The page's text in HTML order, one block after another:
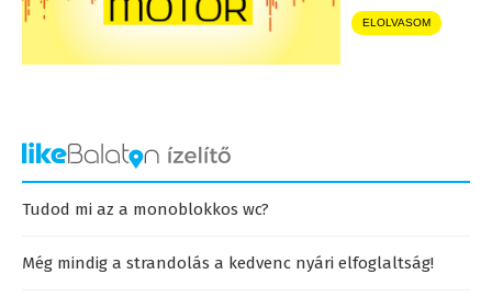
ELOLVASOM
Tudod mi az a monoblokkos wc?
Még mindig a strandolás a kedvenc nyári elfoglaltság!